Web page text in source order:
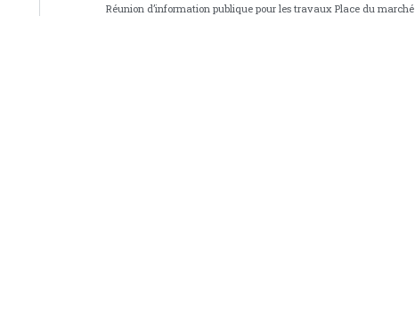
Réunion d’information publique pour les travaux Place du marché